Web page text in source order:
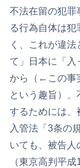
不法在留の犯罪
る行為自体は犯
く、これが違
て」日本に「入
から（←この事
という趣旨）、
するためには、
入管法「3条の
いても、被告人
（東京高判平成